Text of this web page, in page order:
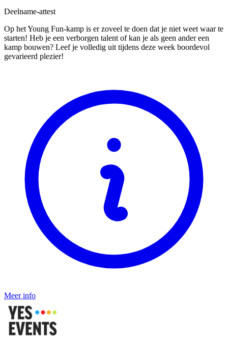
Deelname-attest
Op het Young Fun-kamp is er zoveel te doen dat je niet weet waar te
starten! Heb je een verborgen talent of kan je als geen ander een
kamp bouwen? Leef je volledig uit tijdens deze week boordevol
gevarieerd plezier!
Meer info